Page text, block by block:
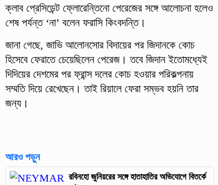
ক্লাব প্রেসিডেন্ট ফ্লোরেন্তিনো পেরেজের সঙ্গে আলোচনা হলেও
শেষ পর্যন্ত ‘না’ বলেন ফরাসি কিংবদন্তি।
জানা গেছে, জাভি আলোনসোর বিদায়ের পর জিদানকে কোচ
হিসেবে ফেরাতে চেয়েছিলেন পেরেজ। তবে জিদান ইতোমধ্যেই
দিদিয়ের দেশমের পর ফ্রান্স দলের কোচ হওয়ার পরিকল্পনায়
সম্মতি দিয়ে রেখেছেন। তাই রিয়ালে ফেরা সম্ভব হয়নি তার
জন্য।
আরও পড়ুন
রবিনহো জুনিয়রের সঙ্গে হাতাহাতির অভিযোগে বিতর্কে